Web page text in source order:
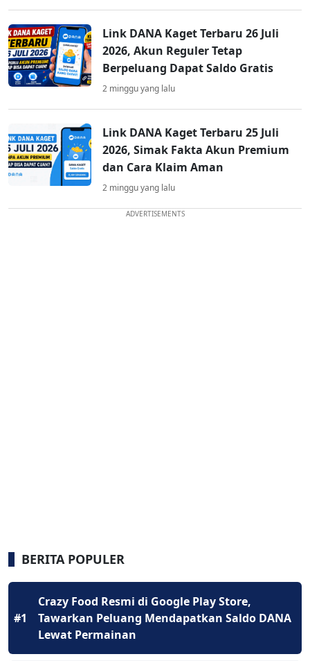
Link DANA Kaget Terbaru 26 Juli
2026, Akun Reguler Tetap
Berpeluang Dapat Saldo Gratis
2 minggu yang lalu
Link DANA Kaget Terbaru 25 Juli
2026, Simak Fakta Akun Premium
dan Cara Klaim Aman
2 minggu yang lalu
ADVERTISEMENTS
BERITA POPULER
#1
Crazy Food Resmi di Google Play Store,
Tawarkan Peluang Mendapatkan Saldo DANA
Lewat Permainan